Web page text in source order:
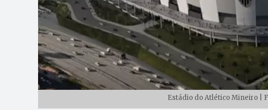
Estádio do Atlético Mineiro |